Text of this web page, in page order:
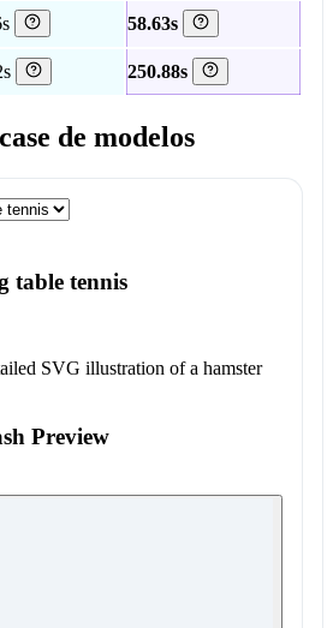
58.63s
250.88s
de modelos
table tennis
SVG illustration of a hamster
Preview